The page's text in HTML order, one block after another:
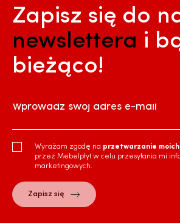
Zapisz się do
newslettera i
bieżąco!
Wprowadź swój adres e-mail
Wyrażam zgodę na przetwarzanie moich
przez Mebelpłyt w celu przesyłania mi
marketingowych.